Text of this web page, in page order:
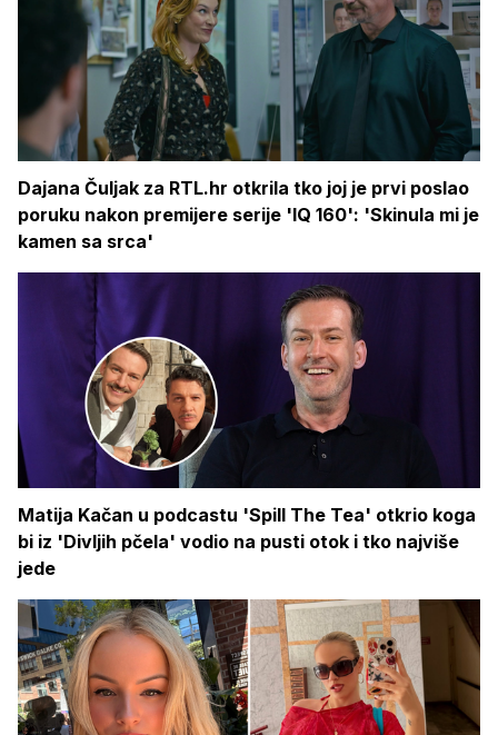
Dajana Čuljak za RTL.hr otkrila tko joj je prvi poslao
poruku nakon premijere serije 'IQ 160': 'Skinula mi je
kamen sa srca'
Matija Kačan u podcastu 'Spill The Tea' otkrio koga
bi iz 'Divljih pčela' vodio na pusti otok i tko najviše
jede